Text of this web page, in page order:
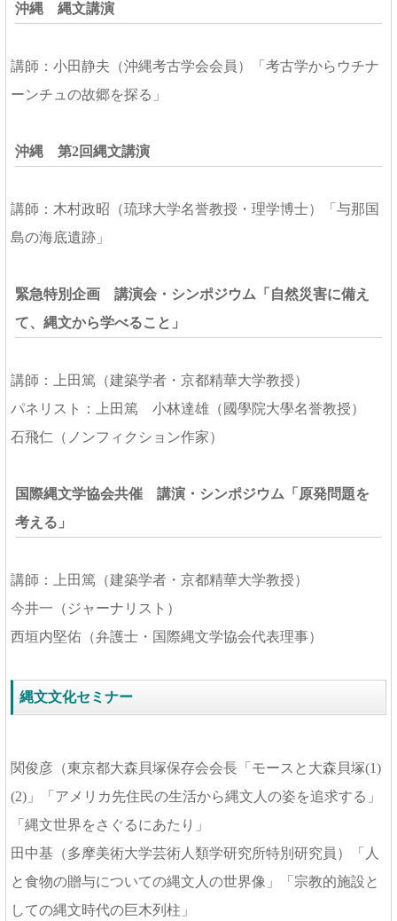
沖縄 縄文講演
講師：小田静夫（沖縄考古学会会員）「考古学からウチナ
ーンチュの故郷を探る」
沖縄 第2回縄文講演
講師：木村政昭（琉球大学名誉教授・理学博士）「与那国
島の海底遺跡」
緊急特別企画 講演会・シンポジウム「自然災害に備え
て、縄文から学べること」
講師：上田篤（建築学者・京都精華大学教授）
パネリスト：上田篤 小林達雄（國學院大學名誉教授）
石飛仁（ノンフィクション作家）
国際縄文学協会共催 講演・シンポジウム「原発問題を
考える」
講師：上田篤（建築学者・京都精華大学教授）
今井一（ジャーナリスト）
西垣内堅佑（弁護士・国際縄文学協会代表理事）
縄文文化セミナー
関俊彦（東京都大森貝塚保存会会長「モースと大森貝塚(1)
(2)」「アメリカ先住民の生活から縄文人の姿を追求する」
「縄文世界をさぐるにあたり」
田中基（多摩美術大学芸術人類学研究所特別研究員）「人
と食物の贈与についての縄文人の世界像」「宗教的施設と
しての縄文時代の巨木列柱」